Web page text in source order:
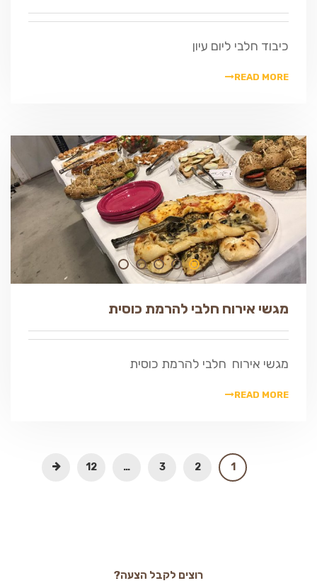
כיבוד חלבי ליום עיון
READ MORE
מגשי אירוח חלבי להרמת כוסית
מגשי אירוח חלבי להרמת כוסית
READ MORE
1
2
3
…
12
רוצים לקבל הצעה?